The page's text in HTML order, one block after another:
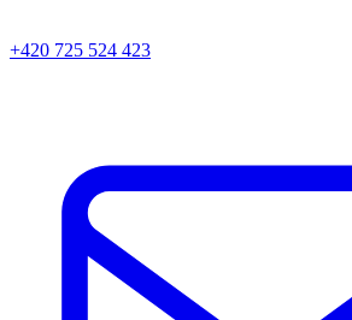
+420 725 524 423